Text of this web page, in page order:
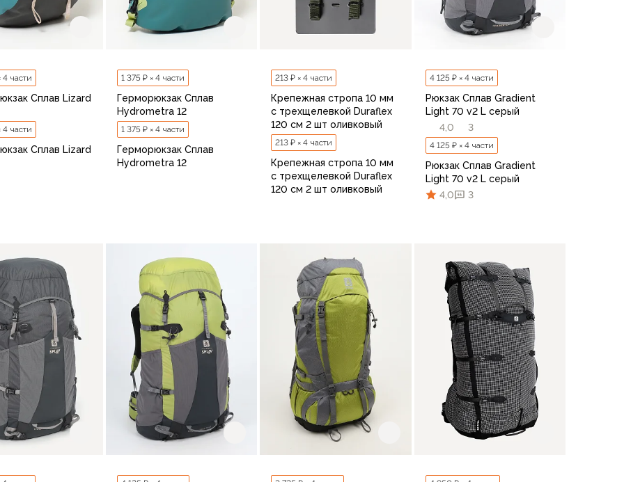
4 части
Сплав Lizard
4 части
Сплав Lizard
1 375 ₽ × 4 части
Герморюкзак Сплав
Hydrometra 12
1 375 ₽ × 4 части
Герморюкзак Сплав
Hydrometra 12
213 ₽ × 4 части
Крепежная стропа 10 мм
с трехщелевкой Duraflex
120 см 2 шт оливковый
213 ₽ × 4 части
Крепежная стропа 10 мм
с трехщелевкой Duraflex
120 см 2 шт оливковый
В корзину
4 125 ₽ × 4 части
Рюкзак Сплав Gradient
Light 70 v2 L серый
4,0
3
4 125 ₽ × 4 части
Рюкзак Сплав Gradient
Light 70 v2 L серый
4,0
3
В корзину